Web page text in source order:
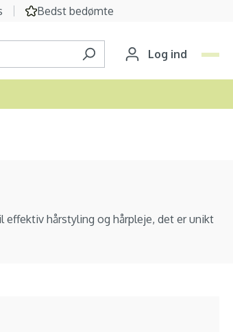
Bedst bedømte
Log ind
effektiv hårstyling og hårpleje, det er unikt